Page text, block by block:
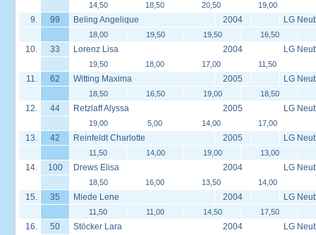
14,50 18,50 20,50 19,00
9. 99 Beling Angelique 2004 LG
18,00 19,50 19,50 16,50
10. 33 Lorenz Lisa 2004 LG
19,50 18,00 17,00 11,50
11. 62 Witting Maxima 2005 LG
18,50 16,50 19,00 18,50
12. 44 Retzlaff Alyssa 2005 LG
19,00 5,00 14,00 17,00
13. 42 Reinfeldt Charlotte 2005 LG
11,50 14,00 19,00 13,00
14. 100 Drews Elisa 2004 LG
18,50 16,00 13,50 14,00
15. 35 Miede Lene 2004 LG
11,50 11,00 14,50 17,50
16. 50 Stöcker Lara 2004 LG